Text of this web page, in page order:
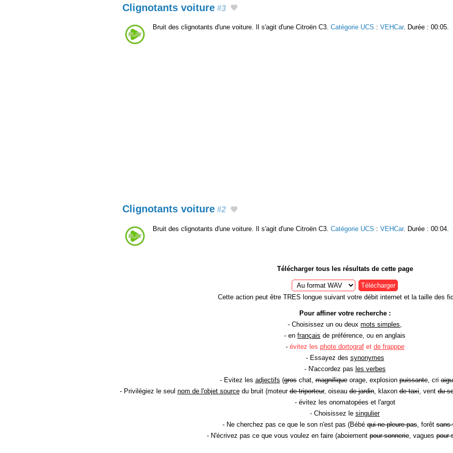
Clignotants voiture #3
Bruit des clignotants d'une voiture. Il s'agit d'une Citroën C3. Catégorie UCS : VEHCar. Durée : 00:05.
Clignotants voiture #2
Bruit des clignotants d'une voiture. Il s'agit d'une Citroën C3. Catégorie UCS : VEHCar. Durée : 00:04.
Télécharger tous les résultats de cette page
Télécharger
Cette action peut être TRES longue suivant votre débit internet et la taille des
Pour affiner votre recherche :
- Choisissez un ou deux mots simples,
- en français de préférence, ou en anglais
- évitez les phote dortografet de frapppe
- Essayez des synonymes
- N'accordez pas les verbes
- Evitez les adjectifs (groschat,magnifiqueorage, explosionpuissante, criaigu
- Privilégiez le seul nom de l'objet sourcedu bruit (moteurde triporteur, oiseaude jardin, klaxonde taxi, ventdu
- évitez les onomatopées et l'argot
- Choisissez le singulier
- Ne cherchez pas ce que le son n'est pas (Bébé qui ne pleure pas, forêt sans
- N'écrivez pas ce que vous voulez en faire (aboiement pour sonnerie, vagues pour